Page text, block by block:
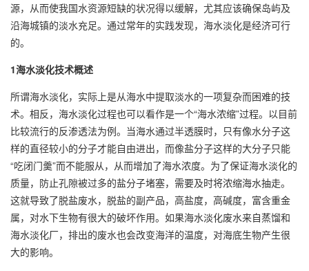
源，从而使我国水资源短缺的状况得以缓解，尤其应该确保岛屿及
沿海城镇的淡水充足。通过常年的实践发现，海水淡化是经济可行
的。
1海水淡化技术概述
所谓海水淡化，实际上是从海水中提取淡水的一项复杂而困难的技
术。相反，海水淡化过程也可以看作是一个“海水浓缩”过程。以目前
比较流行的反渗透法为例。当海水通过半透膜时，只有像水分子这
样的直径较小的分子才能自由进出，而像盐分子这样的大分子只能
“吃闭门羹”而不能服从，从而增加了海水浓度。为了保证海水淡化的
质量，防止孔隙被过多的盐分子堵塞，需要及时将浓缩海水抽走。
这就导致了脱盐废水，脱盐的副产品，高盐度，高碱度，富含重金
属，对水下生物有很大的破坏作用。如果海水淡化废水来自蒸馏和
海水淡化厂，排出的废水也会改变海洋的温度，对海底生物产生很
大的影响。